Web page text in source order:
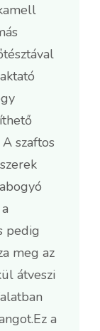
szaftos
pedig
meg az
átveszi
a